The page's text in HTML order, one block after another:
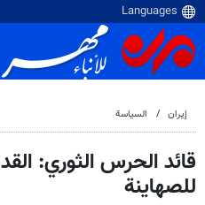
إيران السياسة
قائد الحرس الثوري:
للصهاينة